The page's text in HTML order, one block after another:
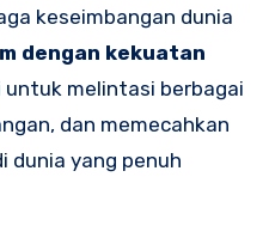
keseimbangan dunia
dengan kekuatan
untuk melintasi berbagai
dan memecahkan
dunia yang penuh